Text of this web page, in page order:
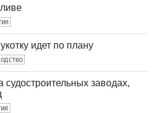
идет по плану
заводах,